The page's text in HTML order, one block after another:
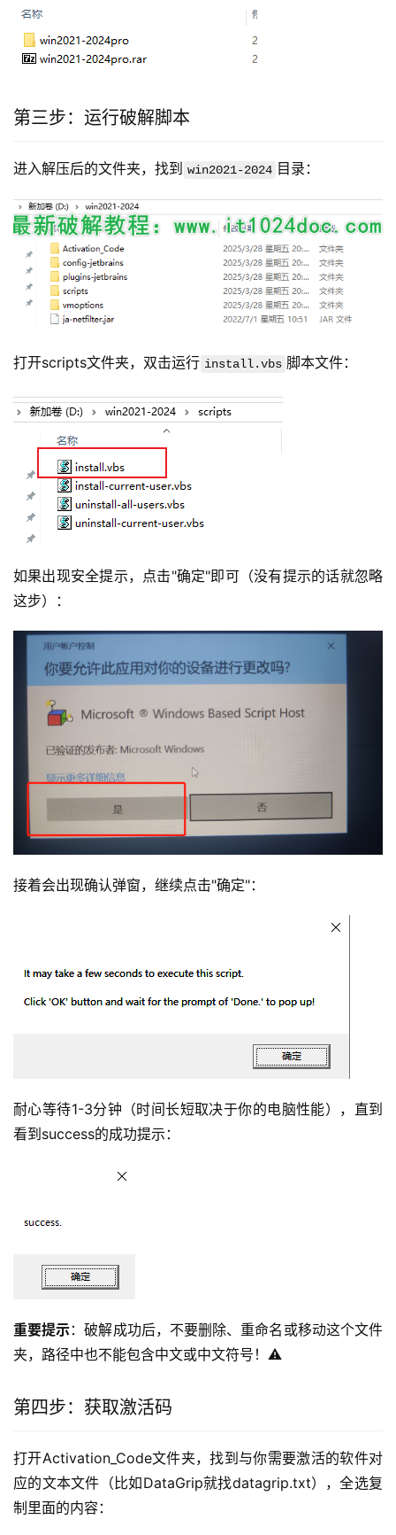
第三步：运行破解脚本
进入解压后的文件夹，找到 win2021-2024 目录：
打开scripts文件夹，双击运行 install.vbs 脚本文件：
如果出现安全提示，点击"确定"即可（没有提示的话就忽略
这步）：
接着会出现确认弹窗，继续点击"确定"：
耐心等待1-3分钟（时间长短取决于你的电脑性能），直到
看到success的成功提示：
重要提示：破解成功后，不要删除、重命名或移动这个文件
夹，路径中也不能包含中文或中文符号！⚠️
第四步：获取激活码
打开Activation_Code文件夹，找到与你需要激活的软件对
应的文本文件（比如DataGrip就找datagrip.txt），全选复
制里面的内容：